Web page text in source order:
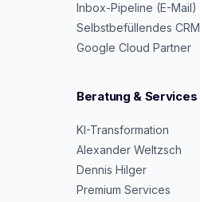
Inbox-Pipeline (E-Mail)
Selbstbefüllendes CRM
Google Cloud Partner
Beratung & Services
KI-Transformation
Alexander Weltzsch
Dennis Hilger
Premium Services